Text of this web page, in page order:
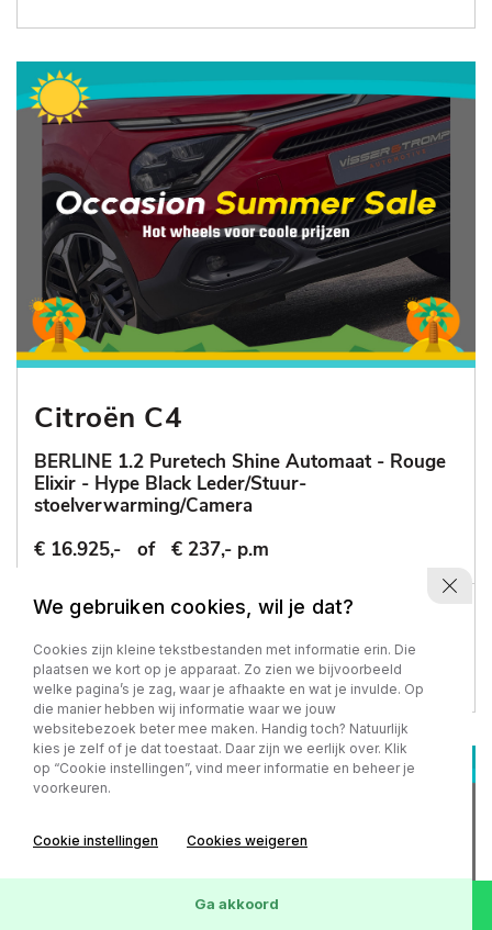
Citroën C4
BERLINE 1.2 Puretech Shine Automaat - Rouge
Elixir - Hype Black Leder/Stuur-
stoelverwarming/Camera
€ 16.925,-
of € 237,- p.m
77.218 km-2022
Automaat - Benzine
We gebruiken cookies, wil je dat?
Cookies zijn kleine tekstbestanden met informatie erin. Die
plaatsen we kort op je apparaat. Zo zien we bijvoorbeeld
welke pagina’s je zag, waar je afhaakte en wat je invulde. Op
die manier hebben wij informatie waar we jouw
websitebezoek beter mee maken. Handig toch? Natuurlijk
kies je zelf of je dat toestaat. Daar zijn we eerlijk over. Klik
op “Cookie instellingen”, vind meer informatie en beheer je
voorkeuren.
Cookie instellingen Cookies weigeren
Ga akkoord